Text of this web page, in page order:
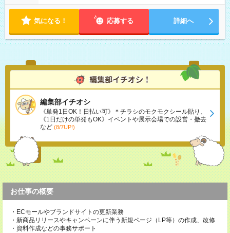
気になる！ 応募する 詳細へ
編集部イチオシ
《単発1日OK！日払い可》＊チラシのモクモクシール貼り、
《1日だけの単発もOK》イベントや展示会場での設営・撤去
など (8/7UP!)
お仕事の概要
・ECモールやブランドサイトの更新業務
・新商品リリースやキャンペーンに伴う新規ページ（LP等）の作成、改修
・資料作成などの事務サポート